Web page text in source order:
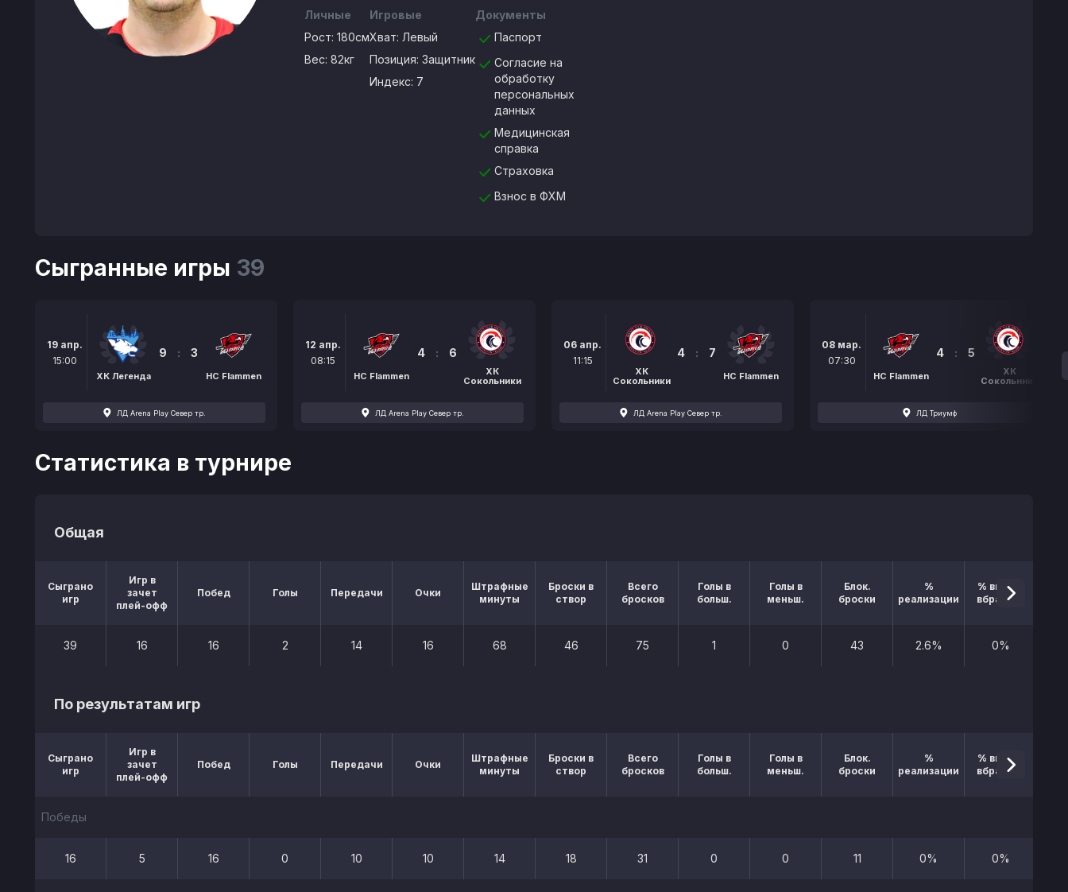
Личные
Рост: 180см
Вес: 82кг
Игровые
Хват: Левый
Позиция: Защитник
Индекс: 7
Документы
Паспорт
Согласие на
обработку
персональных
данных
Медицинская
справка
Страховка
Взнос в ФХМ
Сыгранные игры 39
19 апр.
15:00
ХК Легенда
9 : 3
HC Flammen
ЛД Arena Play Север тр.
12 апр.
08:15
HC Flammen
4 : 6
ХК
Сокольники
ЛД Arena Play Север тр.
06 апр.
11:15
ХК
Сокольники
4 : 7
HC Flammen
ЛД Arena Play Север тр.
08 мар.
07:30
HC Flammen
4 : 5
ХК
Сокольники
ЛД Триумф
Статистика в турнире
Общая
Сыграно
игр
Игр в
зачет
плей-офф
Побед Голы Передачи Очки
Штрафные
минуты
Броски в
створ
Всего
бросков
Голы в
больш.
Голы в
меньш.
Блок.
броски
%
реализации
% выигр.
вбрасыв.
39 16 16 2 14 16 68 46 75 1 0 43 2.6% 0%
По результатам игр
Сыграно
игр
Игр в
зачет
плей-офф
Побед Голы Передачи Очки
Штрафные
минуты
Броски в
створ
Всего
бросков
Голы в
больш.
Голы в
меньш.
Блок.
броски
%
реализации
% выигр.
вбрасыв.
Победы
16 5 16 0 10 10 14 18 31 0 0 11 0% 0%